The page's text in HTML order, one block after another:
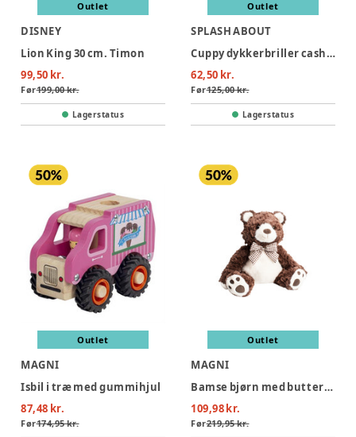
Outlet
DISNEY
Lion King 30 cm. Timon
99,50 kr.
Før199,00 kr.
Lagerstatus
Outlet
SPLASH ABOUT
Cuppy dykkerbriller cashmere- infant 2-6 years
62,50 kr.
Før125,00 kr.
Lagerstatus
Outlet
MAGNI
Isbil i træ med gummihjul
87,48 kr.
Før174,95 kr.
Outlet
MAGNI
Bamse bjørn med butterfly, 25 cm
109,98 kr.
Før219,95 kr.